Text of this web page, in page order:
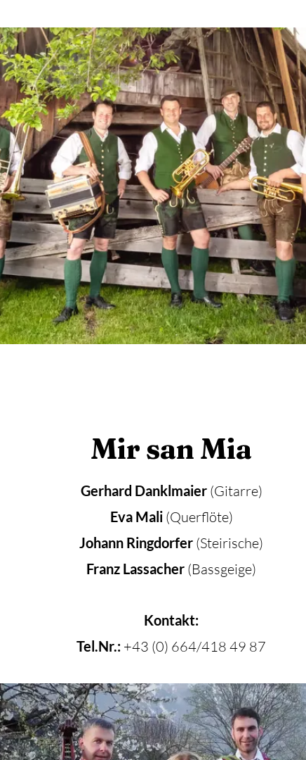
Mir san Mia
Gerhard Danklmaier(Gitarre)
Eva Mali(Querflöte)
Johann Ringdorfer (Steirische)
Franz Lassacher (Bassgeige)
Kontakt:
Tel.Nr.: +43 (0) 664/418 49 87